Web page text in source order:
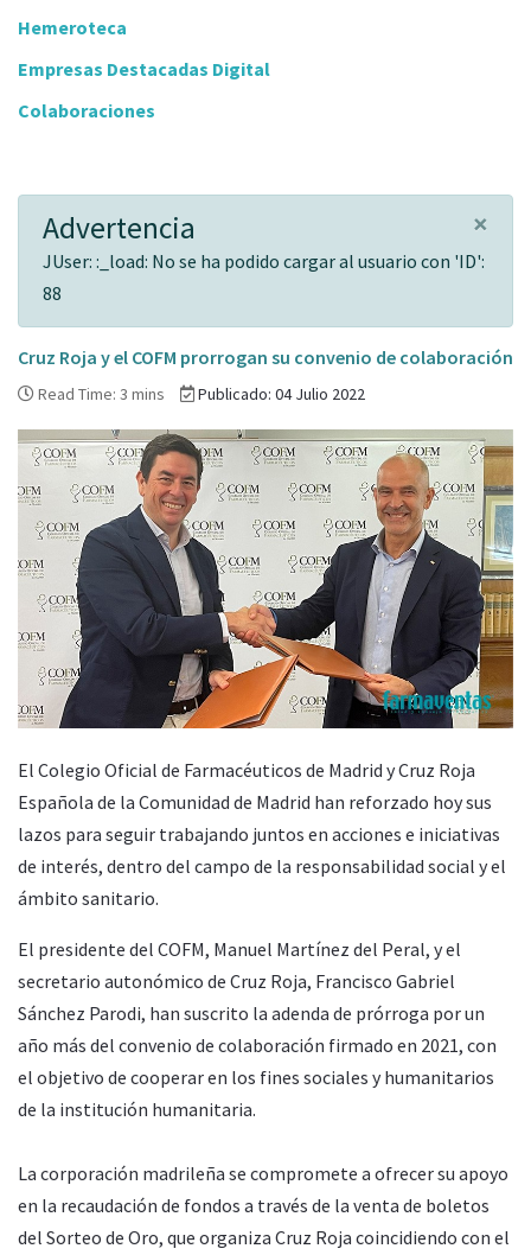
Hemeroteca
Empresas Destacadas Digital
Colaboraciones
×
Advertencia
JUser: :_load: No se ha podido cargar al usuario con 'ID':
88
Cruz Roja y el COFM prorrogan su convenio de colaboración
Read Time: 3 mins Publicado: 04 Julio 2022
El Colegio Oficial de Farmacéuticos de Madrid y Cruz Roja
Española de la Comunidad de Madrid han reforzado hoy sus
lazos para seguir trabajando juntos en acciones e iniciativas
de interés, dentro del campo de la responsabilidad social y el
ámbito sanitario.
El presidente del COFM, Manuel Martínez del Peral, y el
secretario autonómico de Cruz Roja, Francisco Gabriel
Sánchez Parodi, han suscrito la adenda de prórroga por un
año más del convenio de colaboración firmado en 2021, con
el objetivo de cooperar en los fines sociales y humanitarios
de la institución humanitaria.
La corporación madrileña se compromete a ofrecer su apoyo
en la recaudación de fondos a través de la venta de boletos
del Sorteo de Oro, que organiza Cruz Roja coincidiendo con el